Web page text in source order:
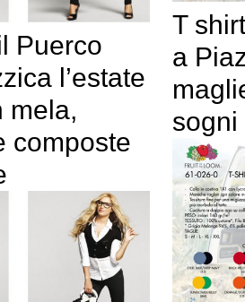
Puerco
l’estate
mela,
composte
T
a
sogni